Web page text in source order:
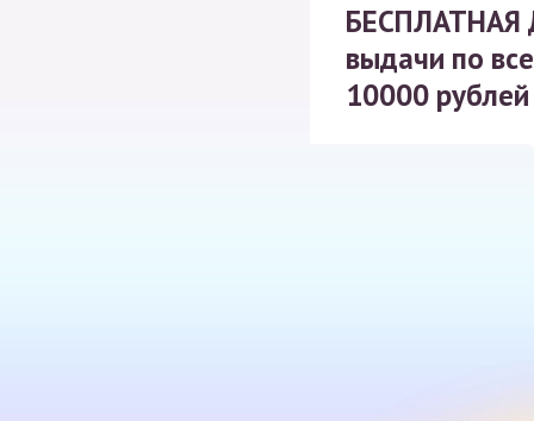
БЕСПЛАТНАЯ
выдачи по
10000 рублей